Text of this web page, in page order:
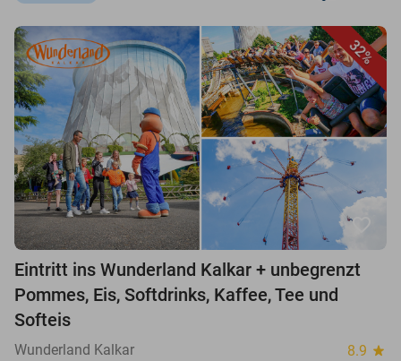
32%
favorite_border
Eintritt ins Wunderland Kalkar + unbegrenzt
Pommes, Eis, Softdrinks, Kaffee, Tee und
Softeis
Wunderland Kalkar 8.9 star